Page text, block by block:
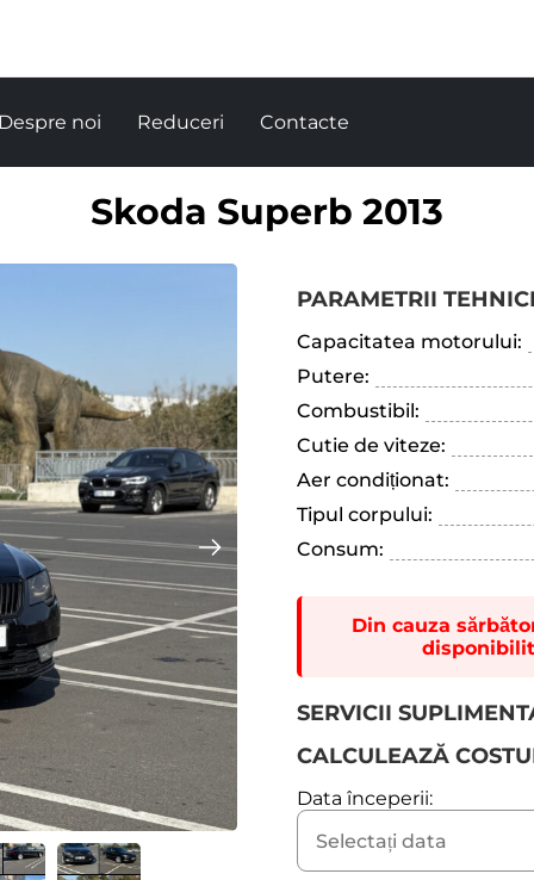
Despre noi Reduceri Contacte
Skoda Superb 2013
PARAMETRII
Capacitatea motorului:
Putere:
Combustibil:
Cutie de viteze:
Aer condiționat:
Tipul corpului:
Consum:
Din cauza
SERVICII
CALCULEAZĂ
Data începerii: